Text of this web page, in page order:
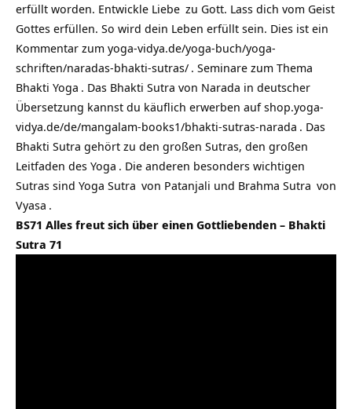
erfüllt worden. Entwickle Liebe zu Gott. Lass dich vom Geist
Gottes erfüllen. So wird dein Leben erfüllt sein. Dies ist ein
Kommentar zum yoga-vidya.de/yoga-buch/yoga-
schriften/naradas-bhakti-sutras/ . Seminare zum Thema
Bhakti Yoga . Das Bhakti Sutra von Narada in deutscher
Übersetzung kannst du käuflich erwerben aufshop.yoga-
vidya.de/de/mangalam-books1/bhakti-sutras-narada . Das
Bhakti Sutra gehört zu den großen Sutras, den großen
Leitfaden des Yoga . Die anderen besonders wichtigen
Sutras sind Yoga Sutra von Patanjali und Brahma Sutra von
Vyasa .
BS71 Alles freut sich über einen Gottliebenden – Bhakti
Sutra 71